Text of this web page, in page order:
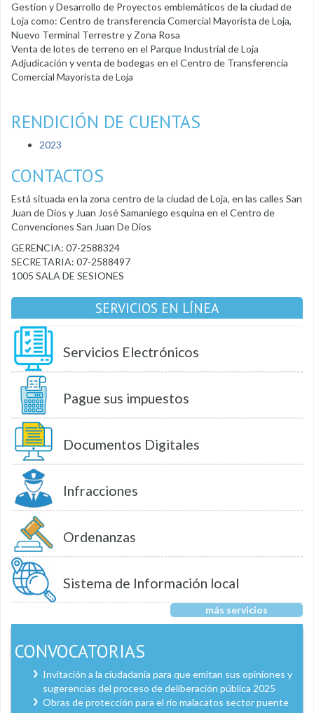
Gestion y Desarrollo de Proyectos emblemáticos de la ciudad de
Loja como: Centro de transferencia Comercial Mayorista de Loja,
Nuevo Terminal Terrestre y Zona Rosa
Venta de lotes de terreno en el Parque Industrial de Loja
Adjudicación y venta de bodegas en el Centro de Transferencia
Comercial Mayorista de Loja
RENDICIÓN DE CUENTAS
2023
CONTACTOS
Está situada en la zona centro de la ciudad de Loja, en las calles San
Juan de Dios y Juan José Samaniego esquina en el Centro de
Convenciones San Juan De Dios
GERENCIA: 07-2588324
SECRETARIA: 07-2588497
1005 SALA DE SESIONES
SERVICIOS EN LÍNEA
Servicios Electrónicos
Pague sus impuestos
Documentos Digitales
Infracciones
Ordenanzas
Sistema de Información local
más servicios
CONVOCATORIAS
Invitación a la ciudadanía para que emitan sus opiniones y
sugerencias del proceso de deliberación pública 2025
Obras de protección para el río malacatos sector puente